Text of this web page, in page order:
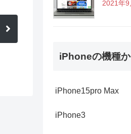
2021年9
iPhoneの機種
iPhone15pro Max
iPhone3